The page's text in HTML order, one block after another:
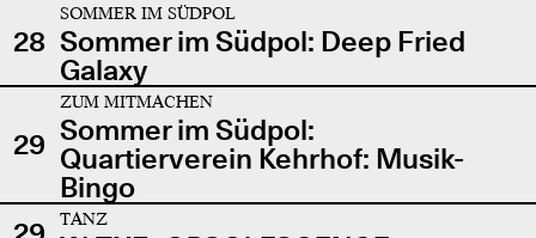
28
SOMMER IM SÜDPOL
Sommer im Südpol: Deep Fried
Galaxy
29
ZUM MITMACHEN
Sommer im Südpol:
Quartierverein Kehrhof: Musik-
Bingo
TANZ